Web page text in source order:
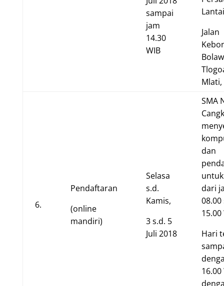
sampai
jam
14.30
WIB
Jalan
Mlati,
6.
Pendaftaran
(online
mandiri)
Selasa
s.d.
Kamis,
3 s.d. 5
Juli 2018
SMA
dan
dari
08.00
15.00
Hari